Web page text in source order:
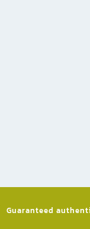
Guaranteed